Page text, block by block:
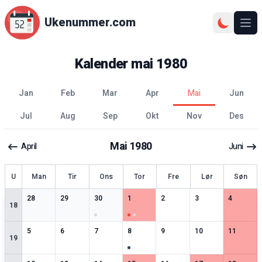
Ukenummer.com
Kalendermai 1980
jan feb mar apr mai
jun
jul
aug sep okt nov des
April Mai 1980 Juni
Uke Man Tir Ons Tor Fre Lør Søn
18
28
2spesielle datoer
29
2spesielle datoer
30
3spesielle datoer
14 spesielle datoer
2
2spesielle datoer
3
2spesielle datoer
4
2
19
5
2spesielle datoer
6
3spesielle datoer
7
2spesielle datoer
8
3spesielle datoer
9
3spesielle datoer
10
2spesielle datoer
11
2